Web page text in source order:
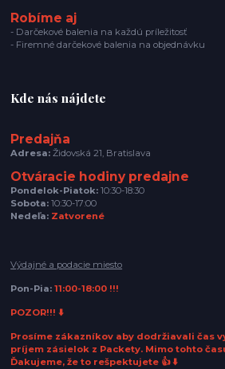
Robíme aj
- Darčekové balenia na každú príležitosť
- Firemné darčekové balenia na objednávku
Kde nás nájdete
Predajňa
Adresa: Židovská 21, Bratislava
Otváracie hodiny predajne
Pondelok-Piatok: 10:30-18:30
Sobota: 10:30-17:00
Nedeľa: Zatvorené
Výdajné a podacie miesto
Pon-Pia:11:00-18:00 !!!
POZOR!!! ⬇️
Prosíme zákazníkov aby dodržiavali čas
príjem zásielok z Packety. Mimo tohto
Ďakujeme, že to rešpektujete 👍 ⬇️